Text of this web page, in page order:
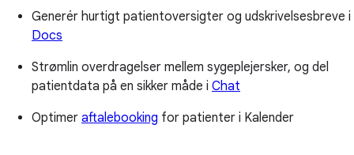
Generér hurtigt patientoversigter og udskrivelsesbreve i
Docs
Strømlin overdragelser mellem sygeplejersker, og del
patientdata på en sikker måde i Chat
Optimer aftalebooking for patienter i Kalender